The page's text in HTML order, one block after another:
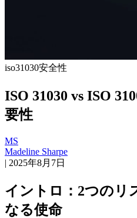
iso31030安全性
ISO 31030 vs ISO
要性
MS
Madeline Sharpe
| 2025年8月7日
イントロ：2つのリ
なる使命